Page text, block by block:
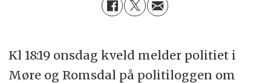
Kl 18:19 onsdag kveld melder politiet i
Møre og Romsdal på politiloggen om